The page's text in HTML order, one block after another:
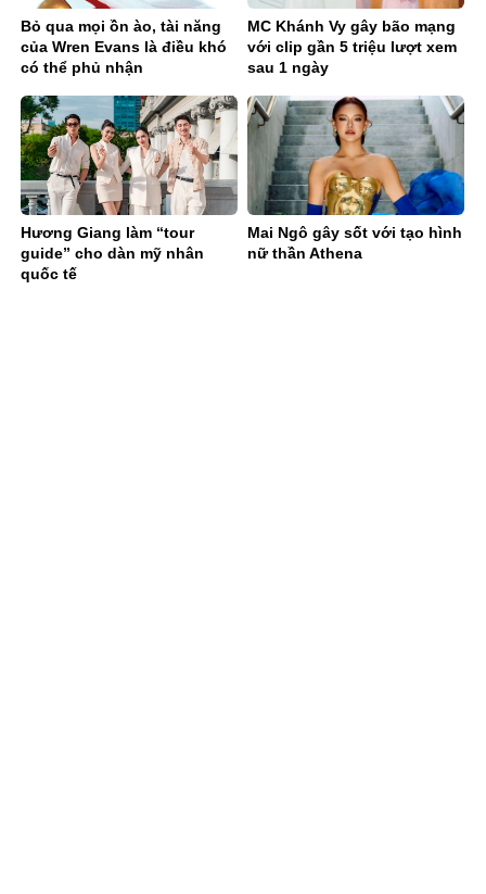
Bỏ qua mọi ồn ào, tài năng
của Wren Evans là điều khó
có thể phủ nhận
MC Khánh Vy gây bão mạng
với clip gần 5 triệu lượt xem
sau 1 ngày
Hương Giang làm “tour
guide” cho dàn mỹ nhân
quốc tế
Mai Ngô gây sốt với tạo hình
nữ thần Athena